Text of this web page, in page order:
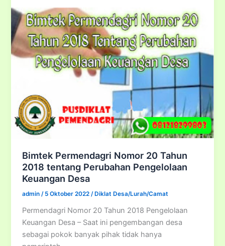
Desa
&
Sekretaris
Desa
Bimtek Permendagri Nomor 20 Tahun
2018 tentang Perubahan Pengelolaan
Keuangan Desa
admin/ 5 Oktober 2022/ Diklat Desa/Lurah/Camat
Permendagri Nomor 20 Tahun 2018 Pengelolaan
Keuangan Desa – Saat ini pengembangan desa
sebagai pokok banyak pihak tidak hanya